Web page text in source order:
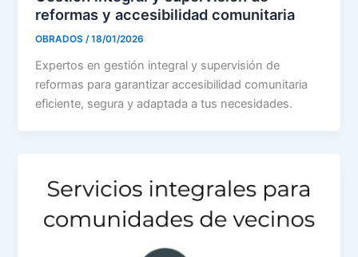
reformas y accesibilidad comunitaria
OBRADOS/18/01/2026
Expertos en gestión integral y supervisión de
reformas para garantizar accesibilidad comunitaria
eficiente, segura y adaptada a tus necesidades.